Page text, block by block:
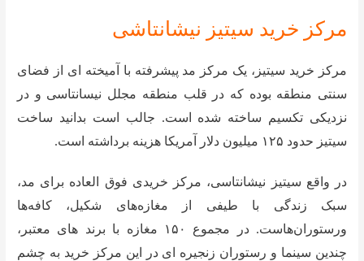
مرکز خرید سیتیز نیشانتاشی
مرکز خرید سیتیز، یک مرکز مد پیشرفته با آمیخته ای از فضای
سنتی منطقه بوده که در قلب منطقه مجلل نیسانتاسی و در
نزدیکی تکسیم ساخته شده است. جالب است بدانید ساخت
سیتیز حدود ۱۲۵ میلیون دلار آمریکا هزینه برداشته است.
در واقع سیتیز نیشانتاسی، مرکز خریدی فوق العاده برای مد،
سبک زندگی با طیفی از مغازه‌های شکیل، کافه‌ها
ورستوران‌هاست. در مجموع ۱۵۰ مغازه با برند های معتبر،
چندین سینما و رستوران زنجیره ای در این مرکز خرید به چشم